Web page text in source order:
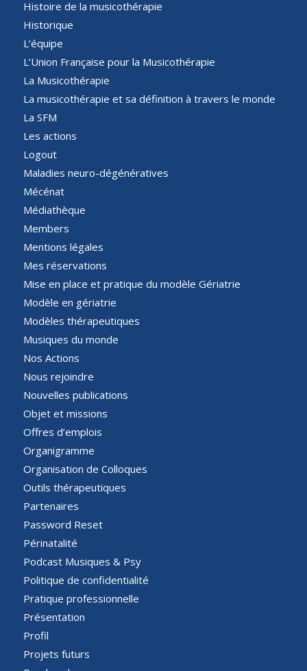
Histoire de la musicothérapie
Historique
L’équipe
L’Union Française pour la Musicothérapie
La Musicothérapie
La musicothérapie et sa définition à travers le monde
La SFM
Les actions
Logout
Maladies neuro-dégénératives
Mécénat
Médiathèque
Members
Mentions légales
Mes réservations
Mise en place et pratique du modèle Gériatrie
Modèle en gériatrie
Modèles thérapeutiques
Musiques du monde
Nos Actions
Nous rejoindre
Nouvelles publications
Objet et missions
Offres d’emplois
Organigramme
Organisation de Colloques
Outils thérapeutiques
Partenaires
Password Reset
Périnatalité
Podcast Musiques & Psy
Politique de confidentialité
Pratique professionnelle
Présentation
Profil
Projets futurs